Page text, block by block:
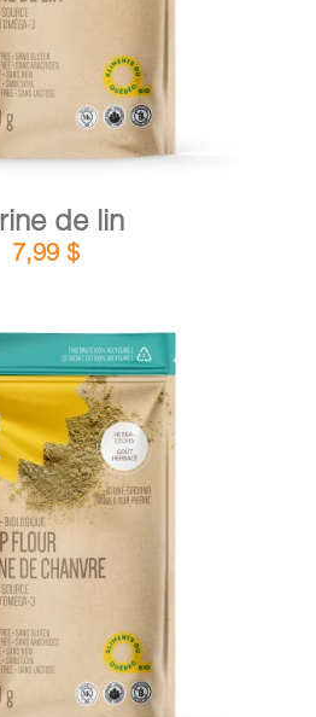
de lin
7,99 $